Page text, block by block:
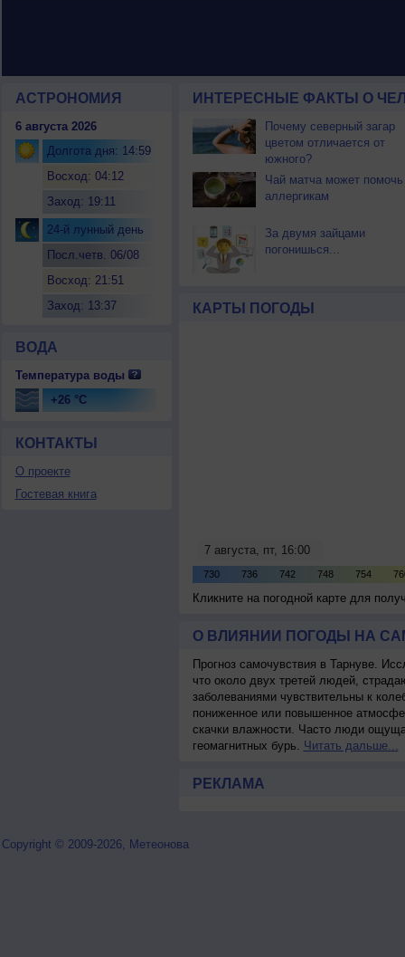
АСТРОНОМИЯ
6 августа 2026
Долгота дня: 14:59
Восход: 04:12
Заход: 19:11
24-й лунный день
Посл.четв. 06/08
Восход: 21:51
Заход: 13:37
ВОДА
Температура воды
+26 °C
КОНТАКТЫ
О проекте
Гостевая книга
ИНТЕРЕСНЫЕ ФАКТЫ О
Почему северный загар
цветом отличается от
южного?
Чай матча может помочь
аллергикам
За двумя зайцами
погонишься...
КАРТЫ ПОГОДЫ
Кликните на погодной карте для
О ВЛИЯНИИ ПОГОДЫ НА
Прогноз самочувствия в Тарнуве.
что около двух третей людей,
заболеваниями чувствительны к
пониженное или повышенное
скачки влажности. Часто люди
геомагнитных бурь. Читать дальше...
РЕКЛАМА
Copyright © 2009-2026, Метеонова